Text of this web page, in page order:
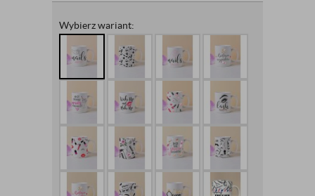
Wybierz wariant: